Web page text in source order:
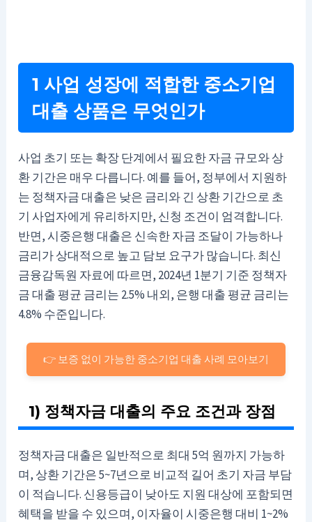
1 사업 성장에 적합한 중소기업
대출 상품은 무엇인가
사업 초기 또는 확장 단계에서 필요한 자금 규모와 상
환 기간은 매우 다릅니다. 예를 들어, 정부에서 지원하
는 정책자금 대출은 낮은 금리와 긴 상환 기간으로 초
기 사업자에게 유리하지만, 신청 조건이 엄격합니다.
반면, 시중은행 대출은 신속한 자금 조달이 가능하나
금리가 상대적으로 높고 담보 요구가 많습니다. 최신
금융감독원 자료에 따르면, 2024년 1분기 기준 정책자
금 대출 평균 금리는 2.5% 내외, 은행 대출 평균 금리는
4.8% 수준입니다.
👉 보증 없이 가능한 중소기업 대출 사례 모아보기
1) 정책자금 대출의 주요 조건과 장점
정책자금 대출은 일반적으로 최대 5억 원까지 가능하
며, 상환 기간은 5~7년으로 비교적 길어 초기 자금 부담
이 적습니다. 신용등급이 낮아도 지원 대상에 포함되면
혜택을 받을 수 있으며, 이자율이 시중은행 대비 1~2%